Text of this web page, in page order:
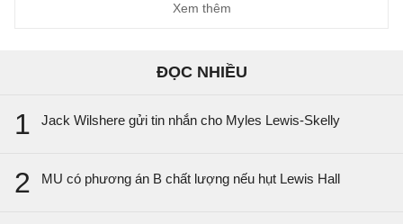
Xem thêm
ĐỌC NHIỀU
1 Jack Wilshere gửi tin nhắn cho Myles Lewis-Skelly
2 MU có phương án B chất lượng nếu hụt Lewis Hall